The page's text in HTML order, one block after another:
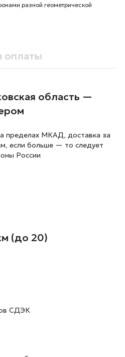
разной геометрической
оплаты
область —
пределах МКАД, доставка за
если больше — то следует
России
(до 20)
СДЭК